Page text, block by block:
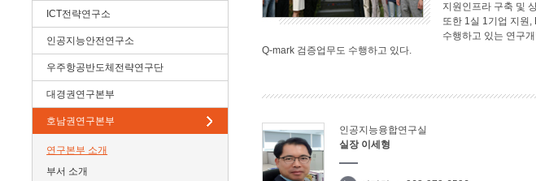
ICT전략연구소
인공지능안전연구소
우주항공반도체전략연구단
대경권연구본부
호남권연구본부
연구본부 소개
부서 소개
지원인프라 구축 및
또한 1실 1기업 지원,
수행하고 있는 연구
Q-mark 검증업무도 수행하고 있다.
인공지능융합연구실
실장 이세형